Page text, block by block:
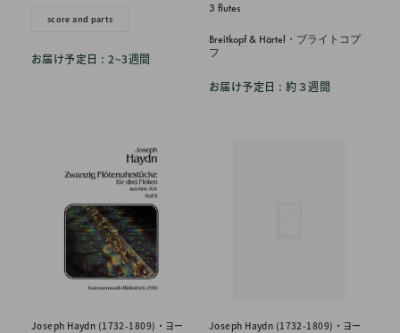
score and parts
お届け予定日 : 2~3週間
価
格
3 flutes
Breitkopf & Härtel・ブライトコプ
フ
お届け予定日 : 約３週間
Joseph Haydn (1732-1809)・ヨー
Joseph Haydn (1732-1809)・ヨー